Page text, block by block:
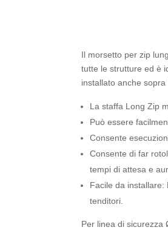
Il morsetto per zip
tutte le strutture ed è
installato anche
La staffa Long Zip
Può essere
Consente
Consente di far
tempi di attesa e
Facile da installare:
tenditori.
Per linea di sicurezza